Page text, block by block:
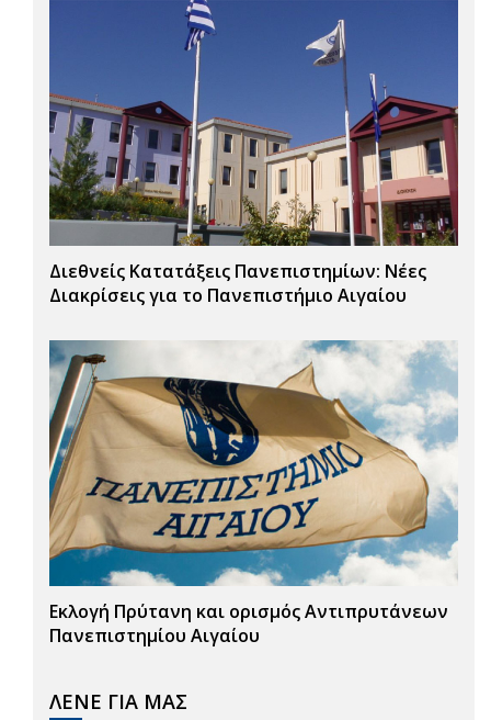
Διεθνείς Κατατάξεις Πανεπιστημίων: Νέες
Διακρίσεις για το Πανεπιστήμιο Αιγαίου
Εκλογή Πρύτανη και ορισμός Αντιπρυτάνεων
Πανεπιστημίου Αιγαίου
ΛΕΝΕ ΓΙΑ ΜΑΣ